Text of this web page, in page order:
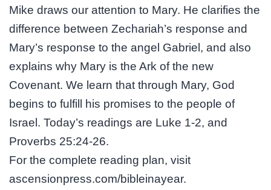
Mike draws our attention to Mary. He clarifies the
difference between Zechariah’s response and
Mary’s response to the angel Gabriel, and also
explains why Mary is the Ark of the new
Covenant. We learn that through Mary, God
begins to fulfill his promises to the people of
Israel. Today’s readings are Luke 1-2, and
Proverbs 25:24-26.
For the complete reading plan, visit
ascensionpress.com/bibleinayear.